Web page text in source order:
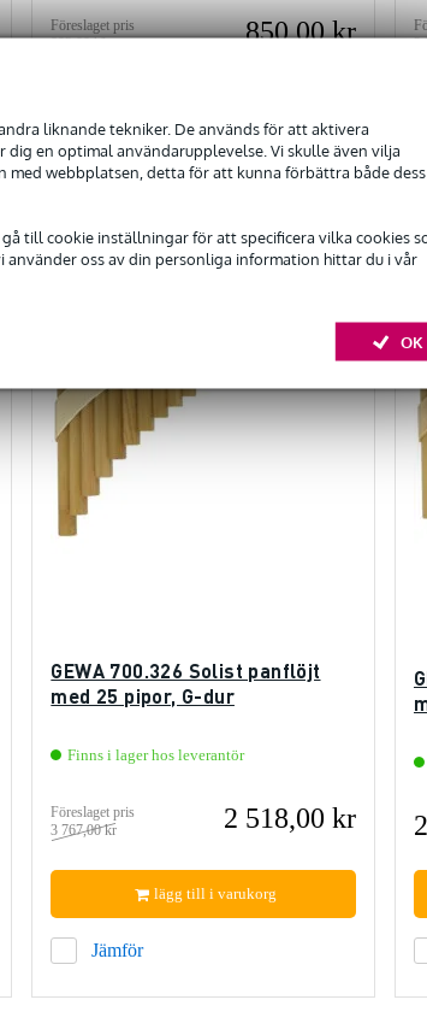
liknande tekniker. De används för att aktivera
en optimal användarupplevelse. Vi skulle även vilja
med webbplatsen, detta för att kunna förbättra både dess
till cookie inställningar för att specificera vilka cookies
oss av din personliga information hittar du i vår
OK
Föreslaget pris
893,00 kr
850,00 kr
Jämför
2
GEWA 700.326 Solist panflöjt
med 25 pipor, G-dur
Finns i lager hos leverantör
Föreslaget pris
3 767,00 kr
2 518,00 kr
Jämför
lägg till i varukorg